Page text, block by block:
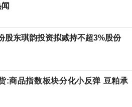
股东琪韵投资拟减持不超3%股份
:商品指数板块分化小反弹 豆粕承